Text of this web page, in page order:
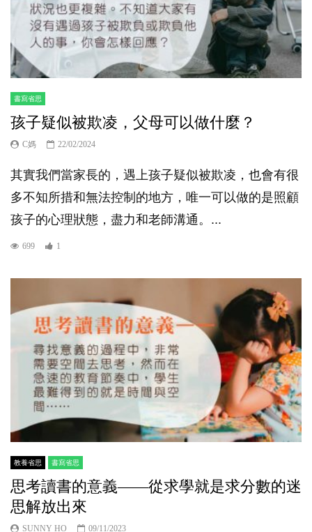
書寫省思
孩子疑似被欺凌，父母可以做什麼？
C媽 22/02/2024
其實我們當家長的，遇上孩子疑似被欺凌，也會有很
多不知所措和無法控制的地方，唯一可以做的是照顧
孩子的心理狀態，盡力和老師溝通。...
699 1
教養省思 書寫省思
思考讀書的意義——從求學就是求分數的迷
思解放出來
SUNNY HO 09/11/2023